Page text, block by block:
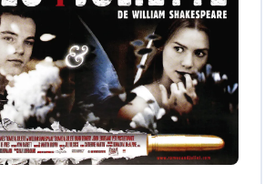
Estudios Churubusco Azteca/Twentieth Century